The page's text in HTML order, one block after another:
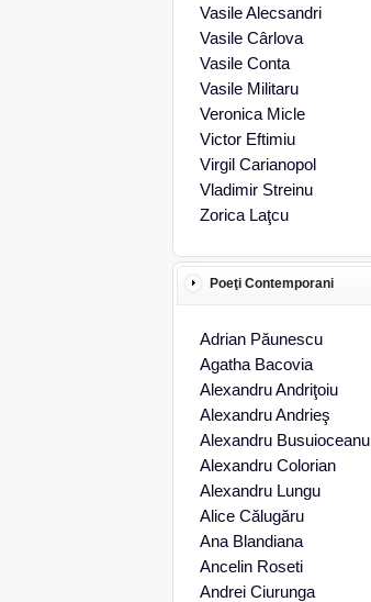
Vasile Alecsandri
Vasile Cârlova
Vasile Conta
Vasile Militaru
Veronica Micle
Victor Eftimiu
Virgil Carianopol
Vladimir Streinu
Zorica Laţcu
Poeţi Contemporani
Adrian Păunescu
Agatha Bacovia
Alexandru Andriţoiu
Alexandru Andrieş
Alexandru Busuioceanu
Alexandru Colorian
Alexandru Lungu
Alice Călugăru
Ana Blandiana
Ancelin Roseti
Andrei Ciurunga